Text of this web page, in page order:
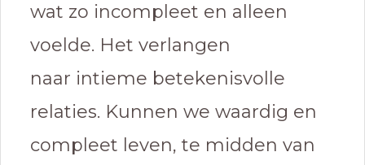
wat zo incompleet en alleen
voelde. Het verlangen
naar intieme betekenisvolle
relaties. Kunnen we waardig en
compleet leven, te midden van